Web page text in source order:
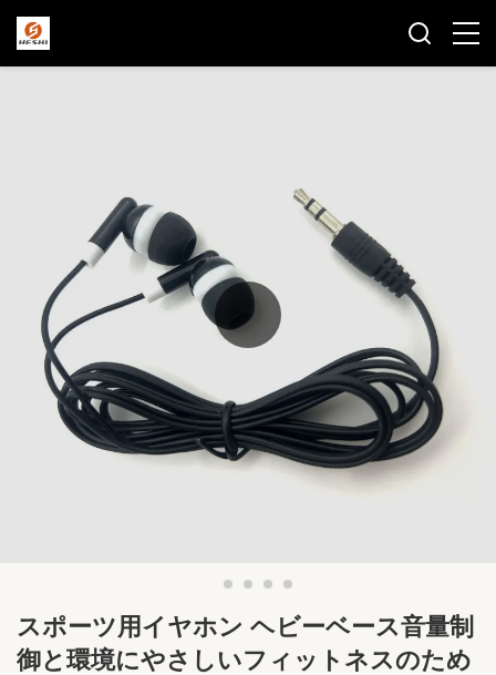
スポーツ用イヤホン ヘビーベース音量制
御と環境にやさしいフィットネスのため